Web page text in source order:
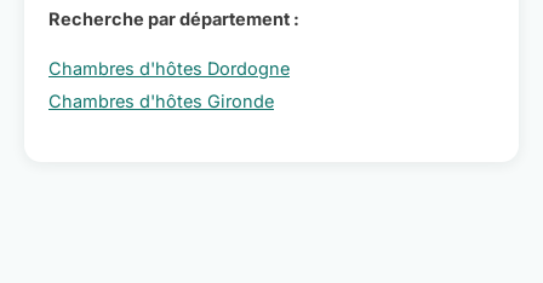
Recherche par département :
Chambres d'hôtes Dordogne
Chambres d'hôtes Gironde